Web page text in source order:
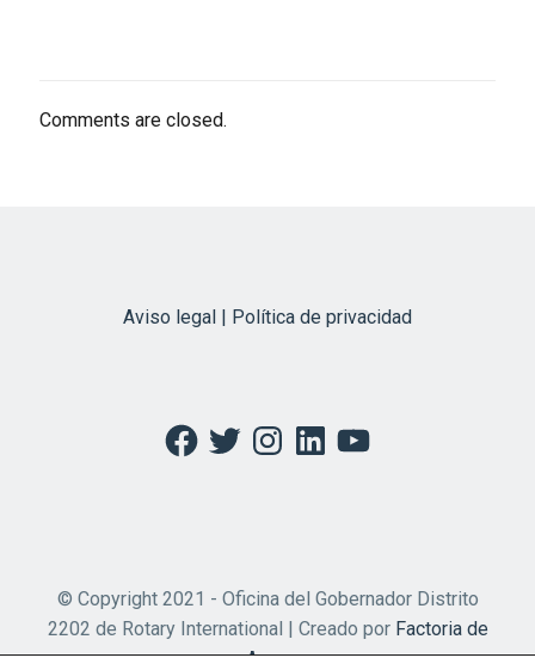
Comments are closed.
Aviso legal | Política de privacidad
Facebook
TwitterInstagramLinkedInYouTube
© Copyright 2021 - Oficina del Gobernador Distrito
2202 de Rotary International | Creado por Factoria de
Apps